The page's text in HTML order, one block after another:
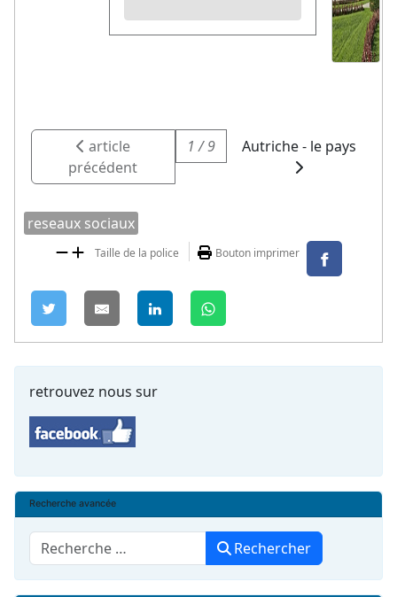
article
précédent
1 / 9 Autriche - le pays
reseaux sociaux
Taille de la police Bouton imprimer
retrouvez nous sur
Recherche avancée
Rechercher Rechercher